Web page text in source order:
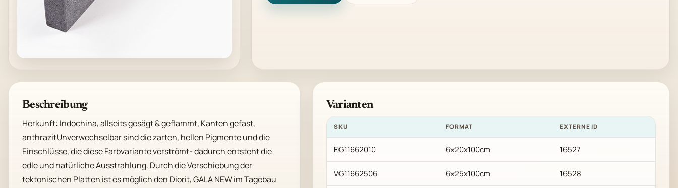
Beschreibung
Herkunft: Indochina, allseits gesägt & geflammt, Kanten gefast,
anthrazitUnverwechselbar sind die zarten, hellen Pigmente und die
Einschlüsse, die diese Farbvariante verströmt- dadurch entsteht die
edle und natürliche Ausstrahlung. Durch die Verschiebung der
tektonischen Platten ist es möglich den Diorit, GALA NEW im Tagebau
Varianten
SKU FORMAT EXTERNE ID
EG11662010 6x20x100cm 16527
VG11662506 6x25x100cm 16528